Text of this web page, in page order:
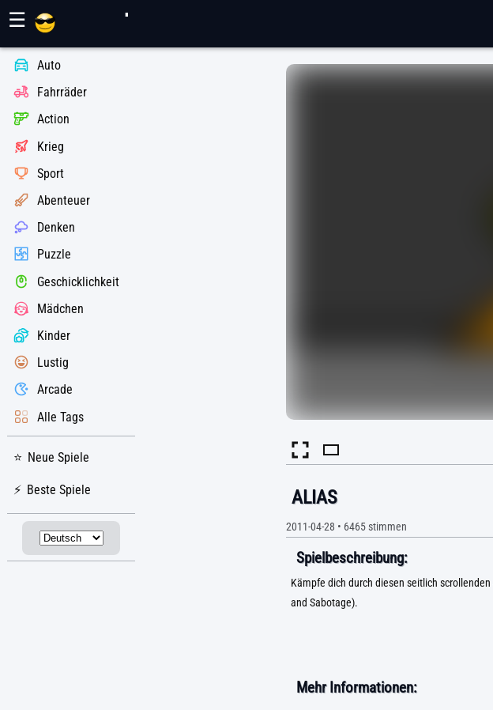
☰
Auto
Fahrräder
Action
Krieg
Sport
Abenteuer
Denken
Puzzle
Geschicklichkeit
Mädchen
Kinder
Lustig
Arcade
Alle Tags
Neue Spiele
Beste Spiele ALIAS
2011-04-28 • 6465stimmen
Spielbeschreibung:
Kämpfe dich durch diesen seitlich
and Sabotage).
Mehr Informationen: